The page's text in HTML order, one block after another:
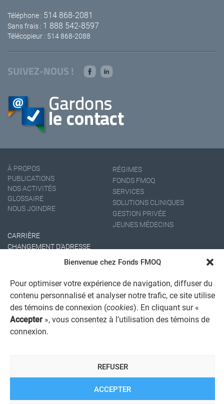
Bienvenue chez Fonds FMOQ
Pour optimiser votre expérience de navigation, diffuser du
contenu personnalisé et analyser notre trafic, ce site utilise
des témoins de connexion (cookies). En cliquant sur «
Accepter », vous consentez à l’utilisation des témoins de
connexion.
ACCEPTER
REFUSER
Téléphone : 514 868-2081
Sans frais : 1 888 542-8597
Télécopieur : 514 868-2088
SUIVEZ-NOUS !
À PROPOS
PUBLICATIONS
NOS ACTIVITÉS
GLOSSAIRE
NOUS JOINDRE
RÉGIMES
FONDS FMOQ
SERVICES
SOLUTIONS CLINIQUES
GESTION PRIVÉE
JEUNES MÉDECINS
CARRIÈRE
CHANGEMENT D'ADRESSE
AVIS JURIDIQUE GÉNÉRAL
POLITIQUE DE TRAITEMENT DES PLAINTES
REGISTRE DES CONFLITS D'INTÉRÊTS